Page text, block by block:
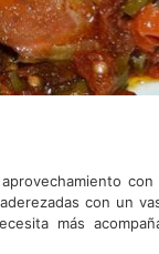
con un
más